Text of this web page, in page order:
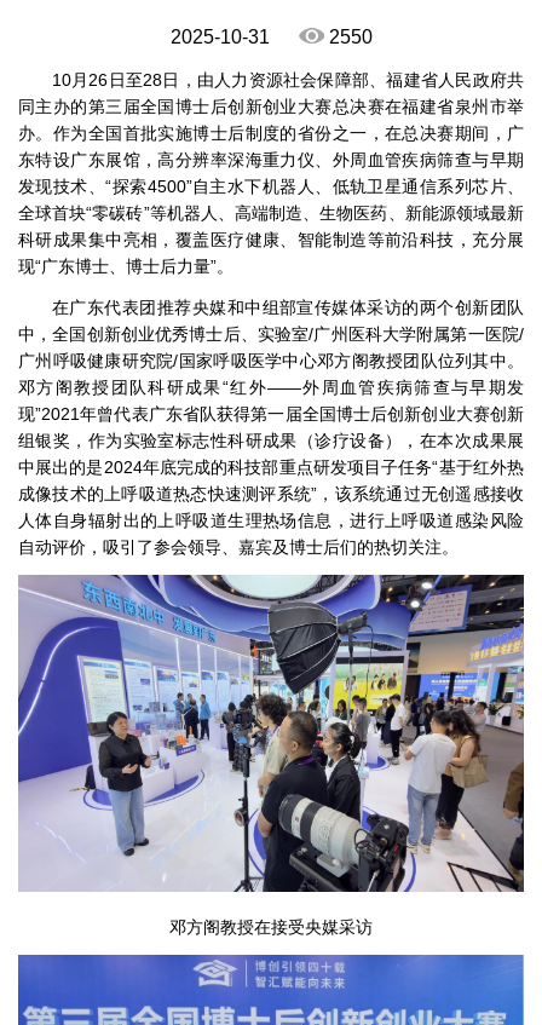
2025-10-31 2550
10月26日至28日，由人力资源社会保障部、福建省人民政府共
同主办的第三届全国博士后创新创业大赛总决赛在福建省泉州市举
办。作为全国首批实施博士后制度的省份之一，在总决赛期间，广
东特设广东展馆，高分辨率深海重力仪、外周血管疾病筛查与早期
发现技术、“探索4500”自主水下机器人、低轨卫星通信系列芯片、
全球首块“零碳砖”等机器人、高端制造、生物医药、新能源领域最新
科研成果集中亮相，覆盖医疗健康、智能制造等前沿科技，充分展
现“广东博士、博士后力量”。
在广东代表团推荐央媒和中组部宣传媒体采访的两个创新团队
中，全国创新创业优秀博士后、实验室/广州医科大学附属第一医院/
广州呼吸健康研究院/国家呼吸医学中心邓方阁教授团队位列其中。
邓方阁教授团队科研成果“红外——外周血管疾病筛查与早期发
现”2021年曾代表广东省队获得第一届全国博士后创新创业大赛创新
组银奖，作为实验室标志性科研成果（诊疗设备），在本次成果展
中展出的是2024年底完成的科技部重点研发项目子任务“基于红外热
成像技术的上呼吸道热态快速测评系统”，该系统通过无创遥感接收
人体自身辐射出的上呼吸道生理热场信息，进行上呼吸道感染风险
自动评价，吸引了参会领导、嘉宾及博士后们的热切关注。
邓方阁教授在接受央媒采访